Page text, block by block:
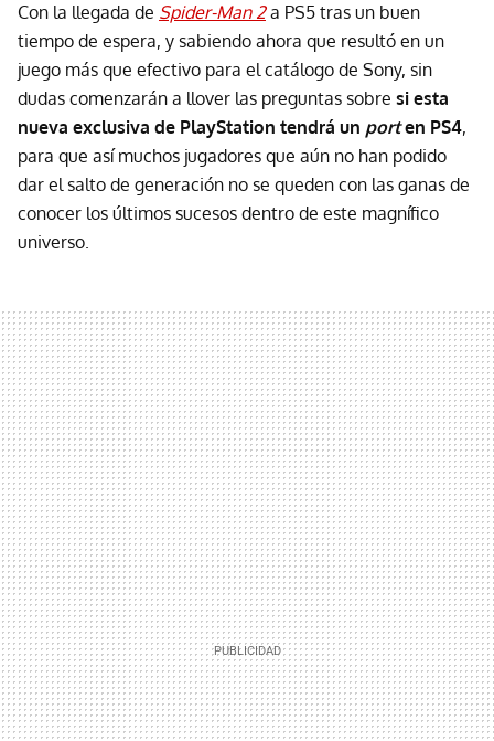
Con la llegada de Spider-Man 2a PS5 tras un buen
tiempo de espera, y sabiendo ahora que resultó en un
juego más que efectivo para el catálogo de Sony, sin
dudas comenzarán a llover las preguntas sobre si esta
nueva exclusiva de PlayStation tendrá un porten PS4,
para que así muchos jugadores que aún no han podido
dar el salto de generación no se queden con las ganas de
conocer los últimos sucesos dentro de este magnífico
universo.